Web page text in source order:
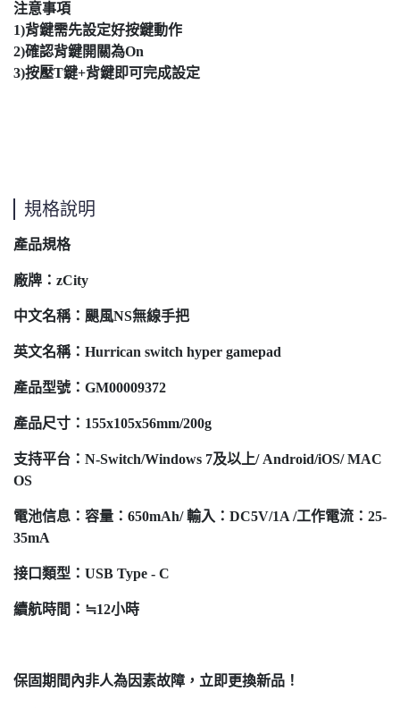
注意事項
1)背鍵需先設定好按鍵動作
2)確認背鍵開關為On
3)按壓T鍵+背鍵即可完成設定
規格說明
產品規格
廠牌：zCity
中文名稱：颶風NS無線手把
英文名稱：Hurrican switch hyper gamepad
產品型號：GM00009372
產品尺寸：155x105x56mm/200g
支持平台：N-Switch/Windows 7及以上/ Android/iOS/ MAC
OS
電池信息：容量：650mAh/ 輸入：DC5V/1A /工作電流：25-
35mA
接口類型：USB Type - C
續航時間：≒12小時
保固期間內非人為因素故障，立即更換新品！